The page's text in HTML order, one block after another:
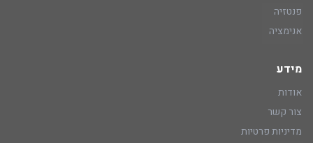
פנטזיה
אנימציה
מידע
אודות
צור קשר
מדיניות פרטיות